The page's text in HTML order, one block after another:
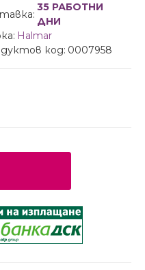
35 РАБОТНИ
ДНИ
Halmar
код: 0007958